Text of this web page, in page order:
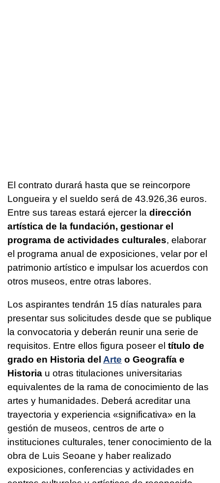
El contrato durará hasta que se reincorpore
Longueira y el sueldo será de 43.926,36 euros.
Entre sus tareas estará ejercer la dirección
artística de la fundación, gestionar el
programa de actividades culturales, elaborar
el programa anual de exposiciones, velar por el
patrimonio artístico e impulsar los acuerdos con
otros museos, entre otras labores.
Los aspirantes tendrán 15 días naturales para
presentar sus solicitudes desde que se publique
la convocatoria y deberán reunir una serie de
requisitos. Entre ellos figura poseer el título de
grado en Historia del Arte o Geografía e
Historia u otras titulaciones universitarias
equivalentes de la rama de conocimiento de las
artes y humanidades. Deberá acreditar una
trayectoria y experiencia «significativa» en la
gestión de museos, centros de arte o
instituciones culturales, tener conocimiento de la
obra de Luis Seoane y haber realizado
exposiciones, conferencias y actividades en